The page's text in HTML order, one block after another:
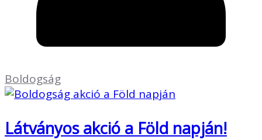
Boldogság
Látványos akció a Föld napján!